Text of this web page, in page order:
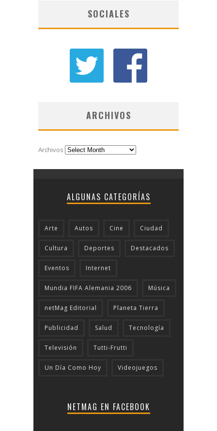
SOCIALES
ARCHIVOS
Archivos
ALGUNAS CATEGORÍAS
Arte Autos Cine Ciudad
Cultura Deportes Destacados
Eventos Internet
Mundia FIFA Alemania 2006 Música
netMag Editorial Planeta Tierra
Publicidad Salud Tecnologí­a
Televisión Tutti-Frutti
Un Día Como Hoy Videojuegos
NETMAG EN FACEBOOK